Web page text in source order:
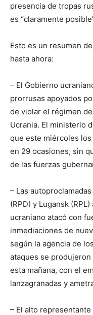
presencia de tropas
es “claramente
Esto es un resumen
hasta ahora:
– El Gobierno
prorrusas apoyados
de violar el régimen
Ucrania. El ministerio
que este miércoles
en 29 ocasiones, sin
de las fuerzas
– Las
(RPD) y Lugansk
ucraniano atacó con
inmediaciones de
según la agencia de
ataques se
esta mañana, con el
lanzagranadas y
– El alto